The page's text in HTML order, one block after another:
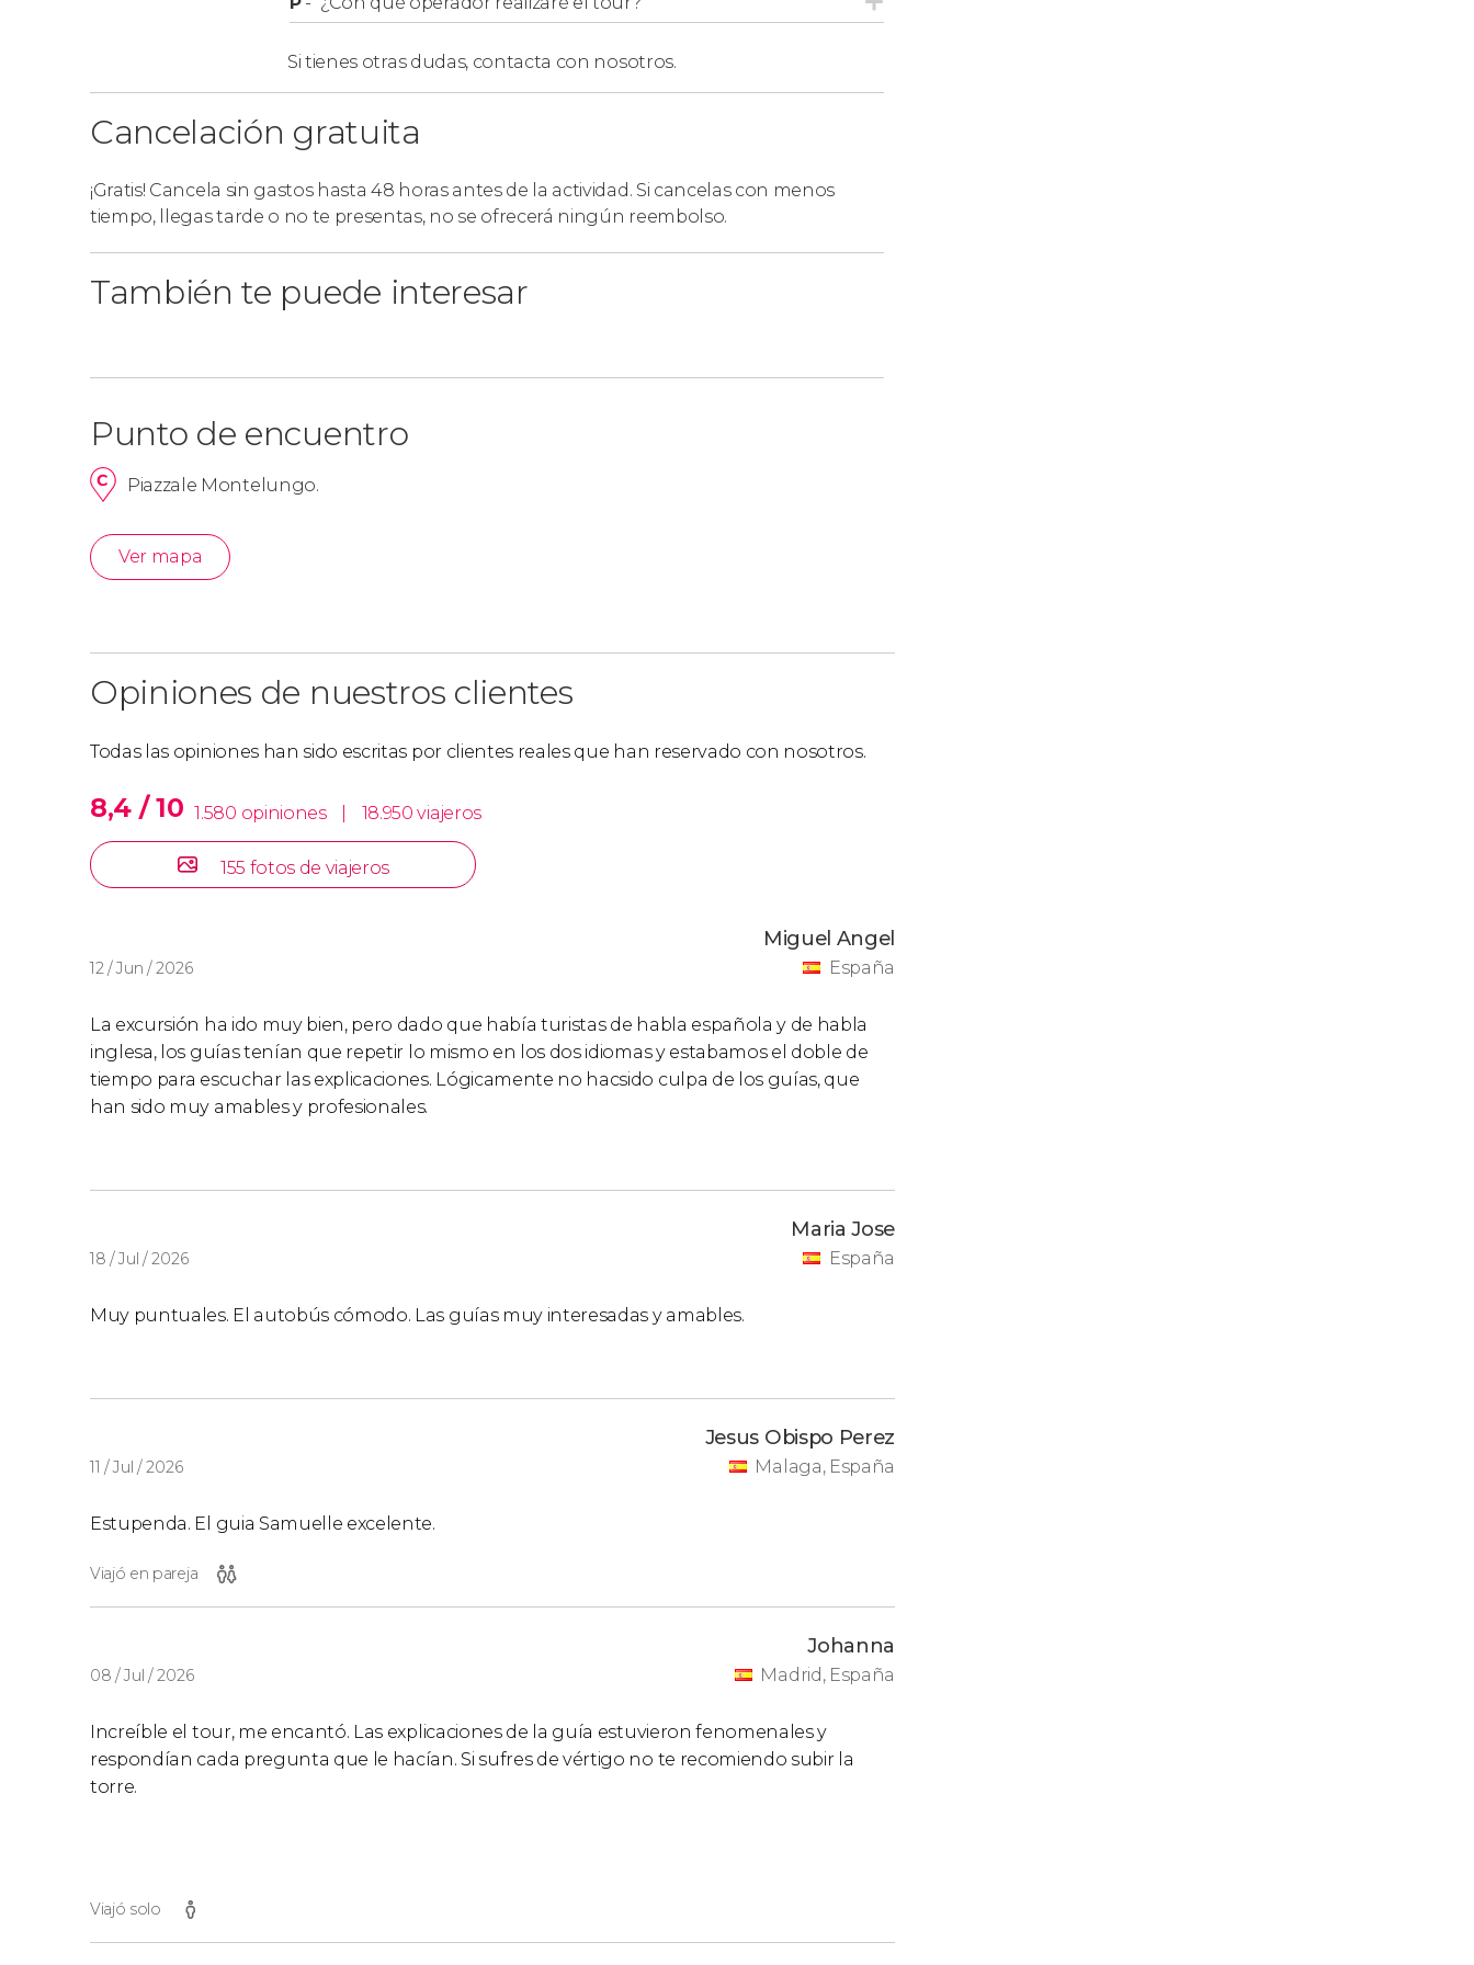
Si tienes otras dudas, contacta con nosotros.
Cancelación gratuita
¡Gratis! Cancela sin gastos hasta 48 horas antes de la actividad. Si cancelas con menos
tiempo, llegas tarde o no te presentas, no se ofrecerá ningún reembolso.
También te puede interesar
Punto de encuentro
Piazzale Montelungo.
Ver mapa
Opiniones de nuestros clientes
Todas las opiniones han sido escritas por clientes reales que han reservado con nosotros.
8,4 / 10 1.580 opiniones 18.950 viajeros
155 fotos de viajeros
12 / Jun / 2026
Miguel Angel
España
La excursión ha ido muy bien, pero dado que había turistas de habla española y de habla
inglesa, los guías tenían que repetir lo mismo en los dos idiomas y estabamos el doble de
tiempo para escuchar las explicaciones. Lógicamente no hacsido culpa de los guías, que
han sido muy amables y profesionales.
18 / Jul / 2026
Maria Jose
España
Muy puntuales. El autobús cómodo. Las guías muy interesadas y amables.
11 / Jul / 2026
Jesus Obispo Perez
Malaga, España
Estupenda. El guia Samuelle excelente.
Viajó en pareja
08 / Jul / 2026
Johanna
Madrid, España
Increíble el tour, me encantó. Las explicaciones de la guía estuvieron fenomenales y
respondían cada pregunta que le hacían. Si sufres de vértigo no te recomiendo subir la
torre.
Viajó solo